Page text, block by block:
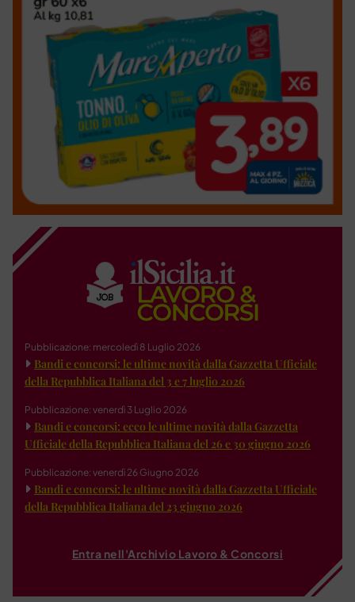
Pubblicazione: mercoledì 8 Luglio 2026
Bandi e concorsi: le ultime novità dalla Gazzetta Ufficiale
della Repubblica Italiana del 3 e 7 luglio 2026
Pubblicazione: venerdì 3 Luglio 2026
Bandi e concorsi: ecco le ultime novità dalla Gazzetta
Ufficiale della Repubblica Italiana del 26 e 30 giugno 2026
Pubblicazione: venerdì 26 Giugno 2026
Bandi e concorsi: le ultime novità dalla Gazzetta Ufficiale
della Repubblica Italiana del 23 giugno 2026
Entra nell'Archivio Lavoro & Concorsi